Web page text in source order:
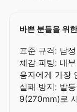
바쁜 분들을 위
표준 규격: 남
체감 피팅: 내
용자에게 가장
실패 방지: 발
9(270mm)로